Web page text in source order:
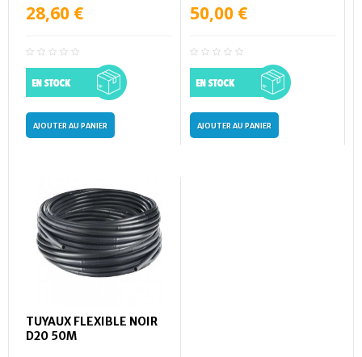
28,60 €
AJOUTER AU PANIER
50,00 €
AJOUTER AU PANIER
TUYAUX FLEXIBLE NOIR
D20 50M